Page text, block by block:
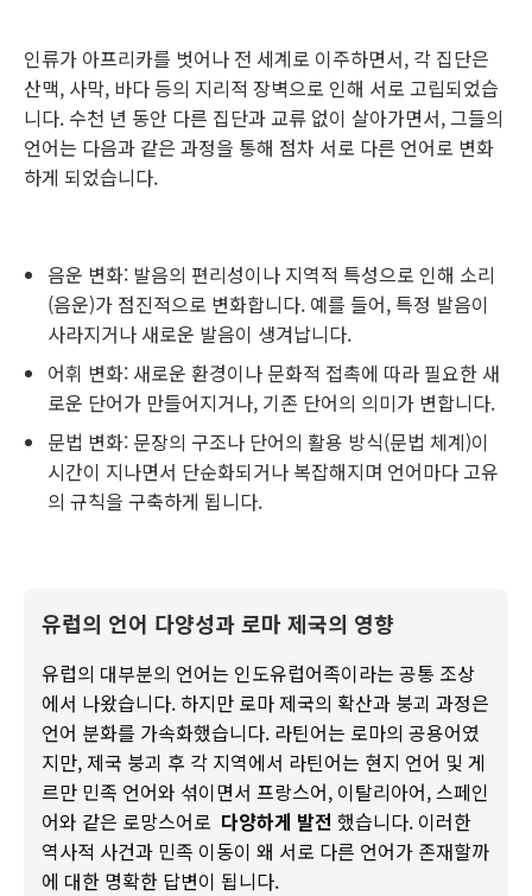
인류가 아프리카를 벗어나 전 세계로 이주하면서, 각 집단은
산맥, 사막, 바다 등의 지리적 장벽으로 인해 서로 고립되었습
니다. 수천 년 동안 다른 집단과 교류 없이 살아가면서, 그들의
언어는 다음과 같은 과정을 통해 점차 서로 다른 언어로 변화
하게 되었습니다.
음운 변화: 발음의 편리성이나 지역적 특성으로 인해 소리
(음운)가 점진적으로 변화합니다. 예를 들어, 특정 발음이
사라지거나 새로운 발음이 생겨납니다.
어휘 변화: 새로운 환경이나 문화적 접촉에 따라 필요한 새
로운 단어가 만들어지거나, 기존 단어의 의미가 변합니다.
문법 변화: 문장의 구조나 단어의 활용 방식(문법 체계)이
시간이 지나면서 단순화되거나 복잡해지며 언어마다 고유
의 규칙을 구축하게 됩니다.
유럽의 언어 다양성과 로마 제국의 영향
유럽의 대부분의 언어는 인도유럽어족이라는 공통 조상
에서 나왔습니다. 하지만 로마 제국의 확산과 붕괴 과정은
언어 분화를 가속화했습니다. 라틴어는 로마의 공용어였
지만, 제국 붕괴 후 각 지역에서 라틴어는 현지 언어 및 게
르만 민족 언어와 섞이면서 프랑스어, 이탈리아어, 스페인
어와 같은 로망스어로 다양하게 발전 했습니다. 이러한
역사적 사건과 민족 이동이 왜 서로 다른 언어가 존재할까
에 대한 명확한 답변이 됩니다.